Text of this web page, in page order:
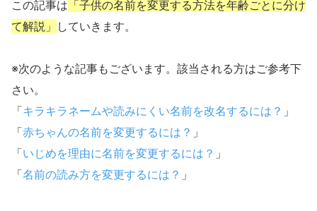
この記事は 「子供の名前を変更する方法を年齢ごとに分け
て解説」 していきます。
※次のような記事もございます。該当される方はご参考下
さい。
「キラキラネームや読みにくい名前を改名するには？ 」
「赤ちゃんの名前を変更するには？ 」
「いじめを理由に名前を変更するには？ 」
「名前の読み方を変更するには？ 」